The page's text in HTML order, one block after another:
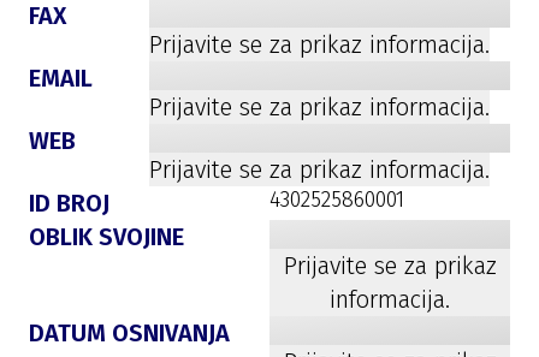
FAX
Prijavite se za prikaz informacija.
EMAIL
Prijavite se za prikaz informacija.
WEB
Prijavite se za prikaz informacija.
ID BROJ
4302525860001
OBLIK SVOJINE
Prijavite se za prikaz
informacija.
DATUM OSNIVANJA